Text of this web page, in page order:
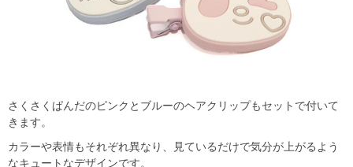
さくさくぱんだのピンクとブルーのヘアクリップもセットで付いて
きます。
カラーや表情もそれぞれ異なり、見ているだけで気分が上がるよう
なキュートなデザインです。